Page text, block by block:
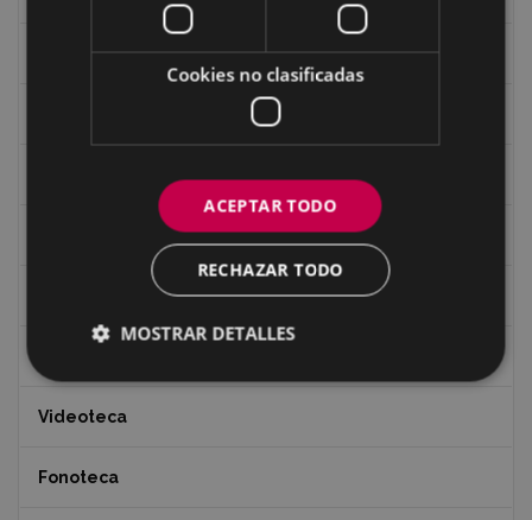
Goi Argi
Revista "Gure Herria"
Documentos y artículos
Videoteca
Fonoteca
Cookies no clasificadas
ACEPTAR TODO
RECHAZAR TODO
MOSTRAR DETALLES